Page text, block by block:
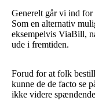
Generelt går vi ind
Som en alternativ
eksempelvis ViaBill,
ude i fremtiden.
Forud for at folk
kunne de de facto se
ikke videre